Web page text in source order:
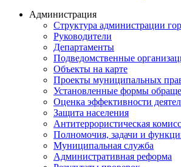
Администрация
Структура администрации
Руководители
Департаменты
Подведомственные
Объекты на карте
Проекты муниципальных
Установленные формы
Оценка эффективности
Защита населения
Антитеррористическая
Полномочия, задачи и
Муниципальная служба
Административная реформа